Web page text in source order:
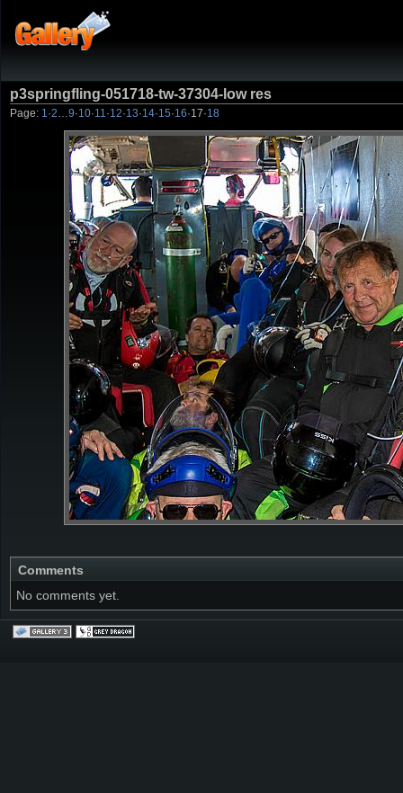
p3springfling-051718-tw-37304-low res
Page: 1 ·2 9·10·11 ·12·13·14·15·16·17·18
Comments
No comments yet.